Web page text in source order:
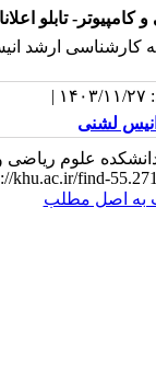
تابلو
کارشناسی ارشد
|
انیس لشنی
علوم ریاضی و
khu.ac.ir/find-
به اصل مطلب